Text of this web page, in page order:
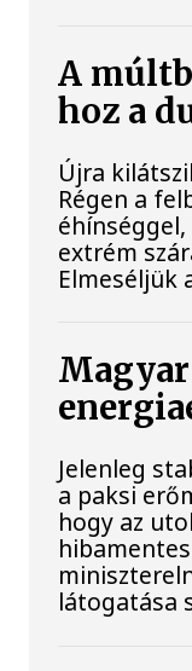
A
hoz a
Újra
Régen a
extrém
Jelenleg
a paksi
hogy az
látogatása